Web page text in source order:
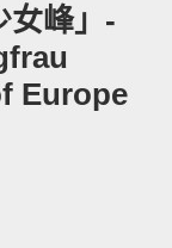
女峰」-
Europe